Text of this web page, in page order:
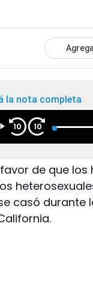
la nota completa
10 10
de que
casó durante